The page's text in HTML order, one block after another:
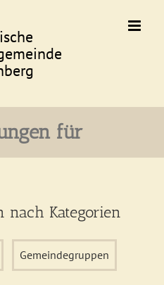
für
nach Kategorien
Gemeindegruppen